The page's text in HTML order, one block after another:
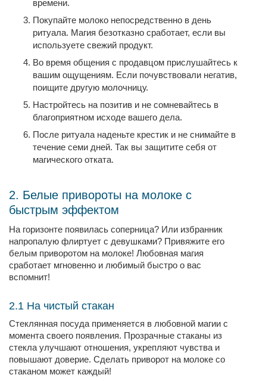
времени.
Покупайте молоко непосредственно в день
ритуала. Магия безотказно сработает, если вы
используете свежий продукт.
Во время общения с продавцом прислушайтесь к
вашим ощущениям. Если почувствовали негатив,
поищите другую молочницу.
Настройтесь на позитив и не сомневайтесь в
благоприятном исходе вашего дела.
После ритуала наденьте крестик и не снимайте в
течение семи дней. Так вы защитите себя от
магического отката.
2. Белые привороты на молоке с
быстрым эффектом
На горизонте появилась соперница? Или избранник
напропалую флиртует с девушками? Привяжите его
белым приворотом на молоке! Любовная магия
сработает мгновенно и любимый быстро о вас
вспомнит!
2.1 На чистый стакан
Стеклянная посуда применяется в любовной магии с
момента своего появления. Прозрачные стаканы из
стекла улучшают отношения, укрепляют чувства и
повышают доверие. Сделать приворот на молоке со
стаканом может каждый!